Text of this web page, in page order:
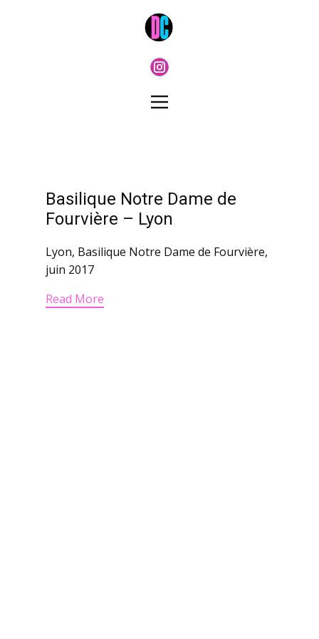
Basilique Notre Dame de
Fourvière – Lyon
Lyon, Basilique Notre Dame de Fourvière,
juin 2017
Read More